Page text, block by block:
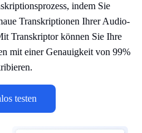
indem Sie
Transkriptionen Ihrer Audio-
Transkriptor können Sie Ihre
mit einer Genauigkeit von 99%
testen